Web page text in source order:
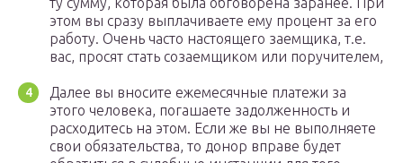
этом вы сразу выплачиваете ему процент за его
работу. Очень часто настоящего заемщика, т.е.
вас, просят стать созаемщиком или поручителем,
Далее вы вносите ежемесячные платежи за
этого человека, погашаете задолженность и
расходитесь на этом. Если же вы не выполняете
свои обязательства, то донор вправе будет